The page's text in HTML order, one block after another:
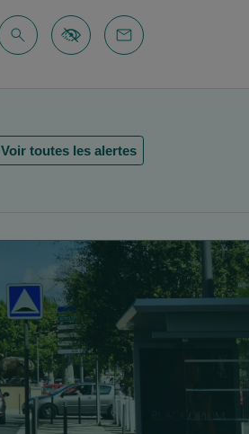
Voir toutes les alertes